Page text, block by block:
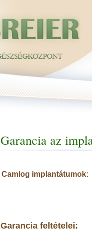
Garancia az
Camlog implantátumok:
Garancia feltételei: